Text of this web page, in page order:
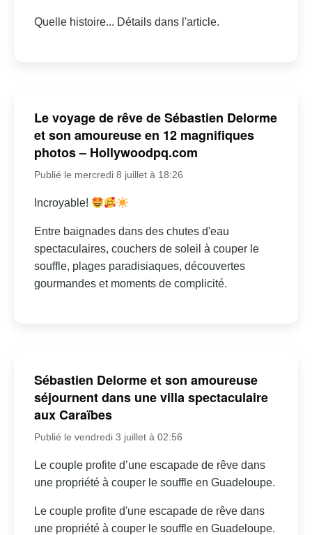
Quelle histoire... Détails dans l'article.
Le voyage de rêve de Sébastien Delorme
et son amoureuse en 12 magnifiques
photos – Hollywoodpq.com
Publié le mercredi 8 juillet à 18:26
Incroyable!
Entre baignades dans des chutes d'eau
spectaculaires, couchers de soleil à couper le
souffle, plages paradisiaques, découvertes
gourmandes et moments de complicité.
Sébastien Delorme et son amoureuse
séjournent dans une villa spectaculaire
aux Caraïbes
Publié le vendredi 3 juillet à 02:56
Le couple profite d’une escapade de rêve dans
une propriété à couper le souffle en Guadeloupe.
Le couple profite d'une escapade de rêve dans
une propriété à couper le souffle en Guadeloupe.